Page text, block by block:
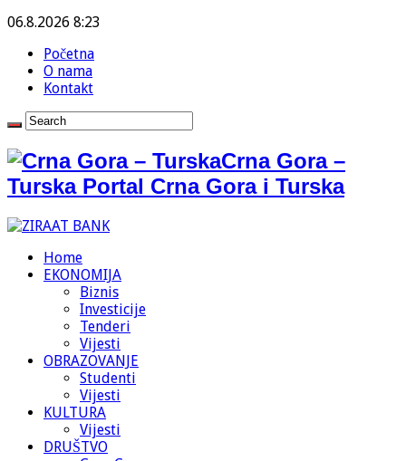
06.8.2026 8:23
Početna
O nama
Kontakt
Crna Gora –
Turska Portal Crna Gora i Turska
Home
EKONOMIJA
Biznis
Investicije
Tenderi
Vijesti
OBRAZOVANJE
Studenti
Vijesti
KULTURA
Vijesti
DRUŠTVO